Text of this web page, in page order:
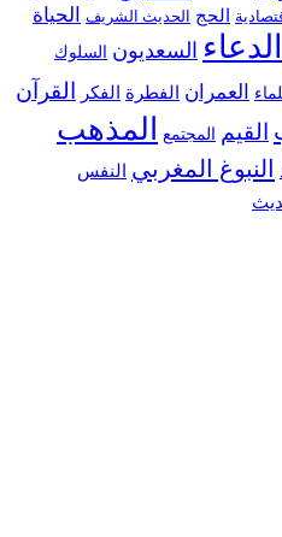
الحج الحديث الشريف الحياة
السعديون السلوك
الفطرة الفكر القرآن
المجتمع المذهب
المغربي النفس